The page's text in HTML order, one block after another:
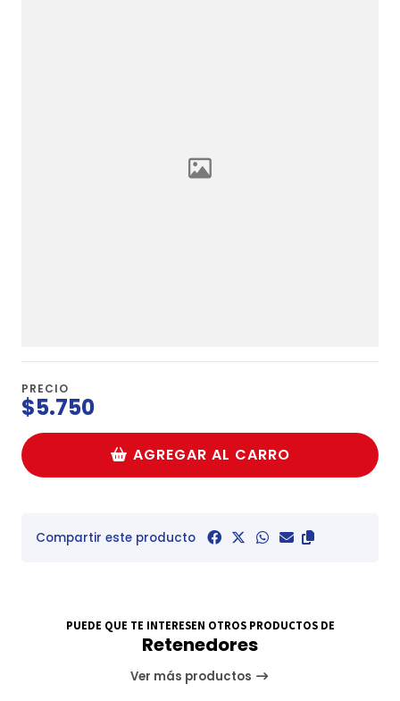
PRECIO
$5.750
AGREGAR AL CARRO
Compartir este producto
PUEDE QUE TE INTERESEN OTROS PRODUCTOS DE
Retenedores
Ver más productos